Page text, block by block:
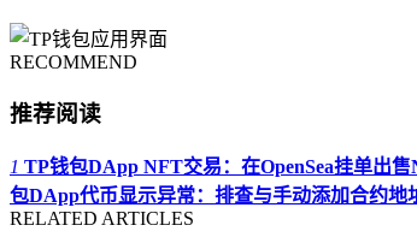
RECOMMEND
推荐阅读
1 TP钱包DApp NFT交易：在OpenSea挂单出
包DApp代币显示异常：排查与手动添加合约地
RELATED ARTICLES